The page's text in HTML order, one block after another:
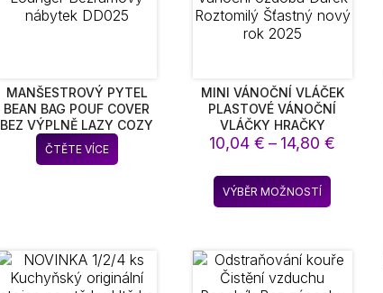
stránce
stránce
MANŠESTROVÝ PYTEL
BEAN BAG POUF COVER
BEZ VÝPLNĚ LAZY COZY
FLOOR BEANBAG CHAIR
SAC PUFF OTTOMAN
ČTĚTE VÍCE
MINI VÁNOČNÍ VLÁČEK
PLASTOVÉ VÁNOČNÍ
VLÁČKY HRAČKY
DEKORACE NA VÁNOCE
VÁNOČNÍ OZDOBA DÁREK
ROZTOMILÝ ŠŤASTNÝ
NOVÝ ROK 2025
10,04€ – 14,80€
VÝBĚR MOŽNOSTÍ
Tento
produkt
variant.